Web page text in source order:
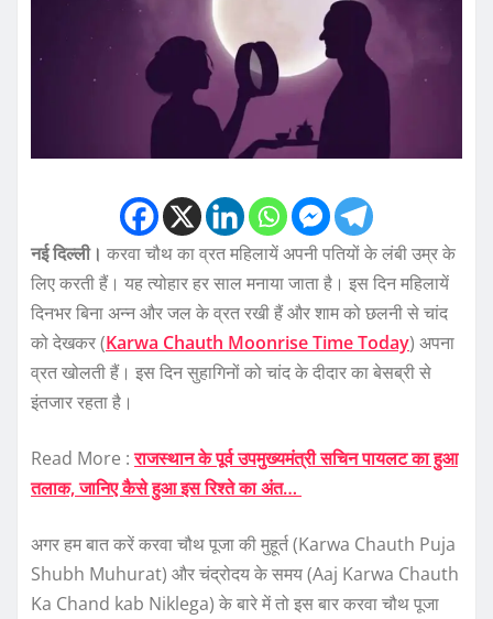
नई दिल्ली। करवा चौथ का व्रत महिलायें अपनी पतियों के लंबी उम्र के
लिए करती हैं। यह त्योहार हर साल मनाया जाता है। इस दिन महिलायें
दिनभर बिना अन्न और जल के व्रत रखी हैं और शाम को छलनी से चांद
को देखकर (Karwa Chauth Moonrise Time Today) अपना
व्रत खोलती हैं। इस दिन सुहागिनों को चांद के दीदार का बेसब्री से
इंतजार रहता है।
Read More :राजस्थान के पूर्व उपमुख्यमंत्री सचिन पायलट का हुआ
तलाक, जानिए कैसे हुआ इस रिश्ते का अंत…
अगर हम बात करें करवा चौथ पूजा की मुहूर्त (Karwa Chauth Puja
Shubh Muhurat) और चंद्रोदय के समय (Aaj Karwa Chauth
Ka Chand kab Niklega) के बारे में तो इस बार करवा चौथ पूजा